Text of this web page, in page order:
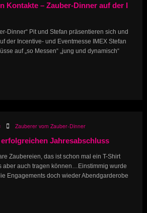
Kontakte – Zauber-Dinner auf der I
Dinner“ Pit und Stefan präsentieren sich und
der Incentive- und Eventmesse IMEX Stefan
auf „so Messen“ „jung und dynamisch“
Zauberer vom Zauber-Dinner
Jahresabschluss
Zaubereien, das ist schon mal ein T-Shirt
aber auch tragen können…Einstimmig wurde
Engagements doch wieder Abendgarderobe